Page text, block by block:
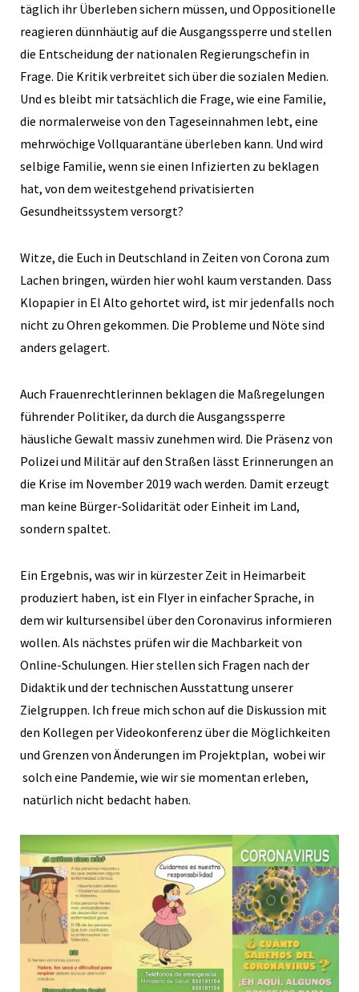
täglich ihr Überleben sichern müssen, und Oppositionelle
reagieren dünnhäutig auf die Ausgangssperre und stellen
die Entscheidung der nationalen Regierungschefin in
Frage. Die Kritik verbreitet sich über die sozialen Medien.
Und es bleibt mir tatsächlich die Frage, wie eine Familie,
die normalerweise von den Tageseinnahmen lebt, eine
mehrwöchige Vollquarantäne überleben kann. Und wird
selbige Familie, wenn sie einen Infizierten zu beklagen
hat, von dem weitestgehend privatisierten
Gesundheitssystem versorgt?
Witze, die Euch in Deutschland in Zeiten von Corona zum
Lachen bringen, würden hier wohl kaum verstanden. Dass
Klopapier in El Alto gehortet wird, ist mir jedenfalls noch
nicht zu Ohren gekommen. Die Probleme und Nöte sind
anders gelagert.
Auch Frauenrechtlerinnen beklagen die Maßregelungen
führender Politiker, da durch die Ausgangssperre
häusliche Gewalt massiv zunehmen wird. Die Präsenz von
Polizei und Militär auf den Straßen lässt Erinnerungen an
die Krise im November 2019 wach werden. Damit erzeugt
man keine Bürger-Solidarität oder Einheit im Land,
sondern spaltet.
Ein Ergebnis, was wir in kürzester Zeit in Heimarbeit
produziert haben, ist ein Flyer in einfacher Sprache, in
dem wir kultursensibel über den Coronavirus informieren
wollen. Als nächstes prüfen wir die Machbarkeit von
Online-Schulungen. Hier stellen sich Fragen nach der
Didaktik und der technischen Ausstattung unserer
Zielgruppen. Ich freue mich schon auf die Diskussion mit
den Kollegen per Videokonferenz über die Möglichkeiten
und Grenzen von Änderungen im Projektplan, wobei wir
solch eine Pandemie, wie wir sie momentan erleben,
natürlich nicht bedacht haben.